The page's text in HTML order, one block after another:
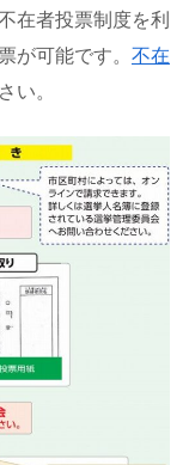
在者投票制度を利
が可能です。 不在
い。